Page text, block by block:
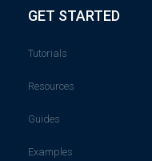
GET STARTED
Tutorials
Resources
Guides
Examples